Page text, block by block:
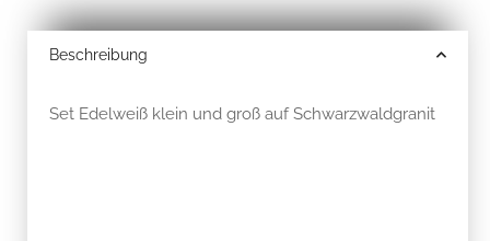
Beschreibung
Set Edelweiß klein und groß auf Schwarzwaldgranit